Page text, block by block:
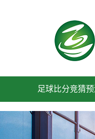
足球比分竞猜预